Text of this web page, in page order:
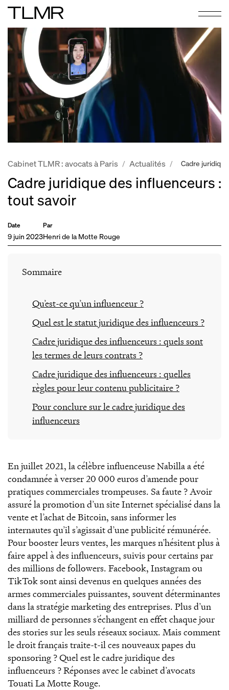
Cabinet TLMR : avocats à Paris / Actualités / Cadre
Cadre juridique des influenceurs :
tout savoir
Date
9 juin 2023
Par
Henri de la Motte Rouge
Sommaire
Qu’est-ce qu’un influenceur ?
Quel est le statut juridique des influenceurs ?
Cadre juridique des influenceurs : quels sont
les termes de leurs contrats ?
Cadre juridique des influenceurs : quelles
règles pour leur contenu publicitaire ?
Pour conclure sur le cadre juridique des
influenceurs
En juillet 2021, la célèbre influenceuse Nabilla a été
condamnée à verser 20 000 euros d’amende pour
pratiques commerciales trompeuses. Sa faute ? Avoir
assuré la promotion d’un site Internet spécialisé dans la
vente et l’achat de Bitcoin, sans informer les
internautes qu’il s’agissait d’une publicité rémunérée.
Pour booster leurs ventes, les marques n’hésitent plus à
faire appel à des influenceurs, suivis pour certains par
des millions de followers. Facebook, Instagram ou
TikTok sont ainsi devenus en quelques années des
armes commerciales puissantes, souvent déterminantes
dans la stratégie marketing des entreprises. Plus d’un
milliard de personnes s’échangent en effet chaque jour
des stories sur les seuls réseaux sociaux. Mais comment
le droit français traite-t-il ces nouveaux papes du
sponsoring ? Quel est le cadre juridique des
influenceurs ? Réponses avec le cabinet d’avocats
Touati La Motte Rouge.